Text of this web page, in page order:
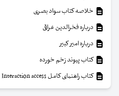
خلاصه کتاب سواد بصری
درباره فخرالدین عراقی
درباره امیر کبیر
کتاب پیوند زخم خورده
کتاب راهنمای کامل Interaction access